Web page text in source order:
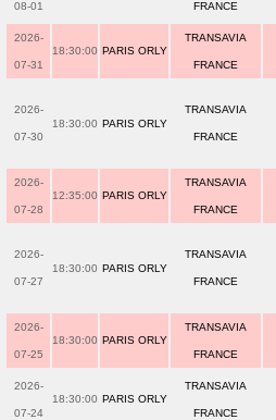
08-01 FRANCE
2026-
07-31
18:30:00 PARIS ORLY
TRANSAVIA
FRANCE
2026-
07-30
18:30:00 PARIS ORLY
TRANSAVIA
FRANCE
2026-
07-28
12:35:00 PARIS ORLY
TRANSAVIA
FRANCE
2026-
07-27
18:30:00 PARIS ORLY
TRANSAVIA
FRANCE
2026-
07-25
18:30:00 PARIS ORLY
TRANSAVIA
FRANCE
2026-
07-24
18:30:00 PARIS ORLY
TRANSAVIA
FRANCE